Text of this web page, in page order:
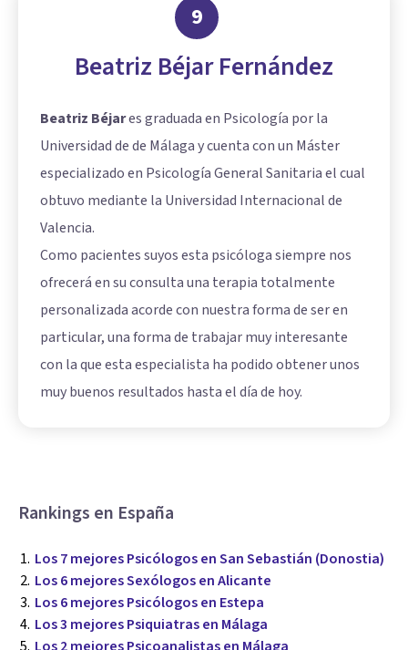
9
Beatriz Béjar Fernández
Beatriz Béjares graduada en Psicología por la
Universidad de de Málaga y cuenta con un Máster
especializado en Psicología General Sanitaria el cual
obtuvo mediante la Universidad Internacional de
Valencia.
Como pacientes suyos esta psicóloga siempre nos
ofrecerá en su consulta una terapia totalmente
personalizada acorde con nuestra forma de ser en
particular, una forma de trabajar muy interesante
con la que esta especialista ha podido obtener unos
muy buenos resultados hasta el día de hoy.
Rankings en España
Los 7 mejores Psicólogos en San Sebastián (Donostia)
Los 6 mejores Sexólogos en Alicante
Los 6 mejores Psicólogos en Estepa
Los 3 mejores Psiquiatras en Málaga